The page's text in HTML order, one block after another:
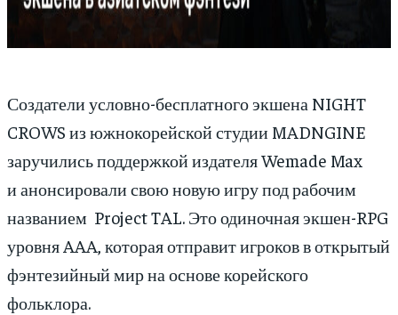
Создатели условно-бесплатного экшена NIGHT
CROWS из южнокорейской студии MADNGINE
заручились поддержкой издателя Wemade Max
и анонсировали свою новую игру под рабочим
названием Project TAL. Это одиночная экшен-RPG
уровня AAA, которая отправит игроков в открытый
фэнтезийный мир на основе корейского
фольклора.